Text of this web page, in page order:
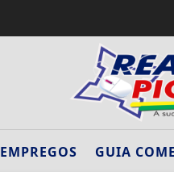
EMPREGOS GUIA